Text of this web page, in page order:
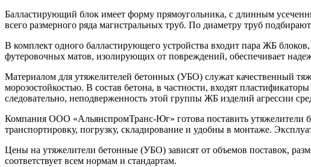
Балластирующий блок имеет форму прямоугольника, с длинным
всего размерного ряда магистральных труб. По диаметру труб
В комплект одного балластирующего устройства входит пара ЖБ
футеровочных матов, изолирующих от повреждений, обеспечивает
Материалом для утяжелителей бетонных (УБО) служат качественный
морозостойкостью. В состав бетона, в частности, входят
следовательно, неподверженность этой группы ЖБ изделий агрессии
Компания ООО «АльянспромТранс-Юг» готова поставить утяжелители
транспортировку, погрузку, складирование и удобны в монтаже.
Цены на утяжелители бетонные (УБО) зависят от объемов поставок,
соответствует всем нормам и стандартам.